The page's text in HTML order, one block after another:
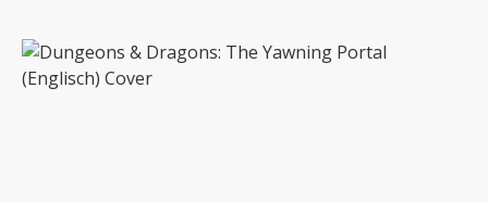
Bildergalerie überspringen